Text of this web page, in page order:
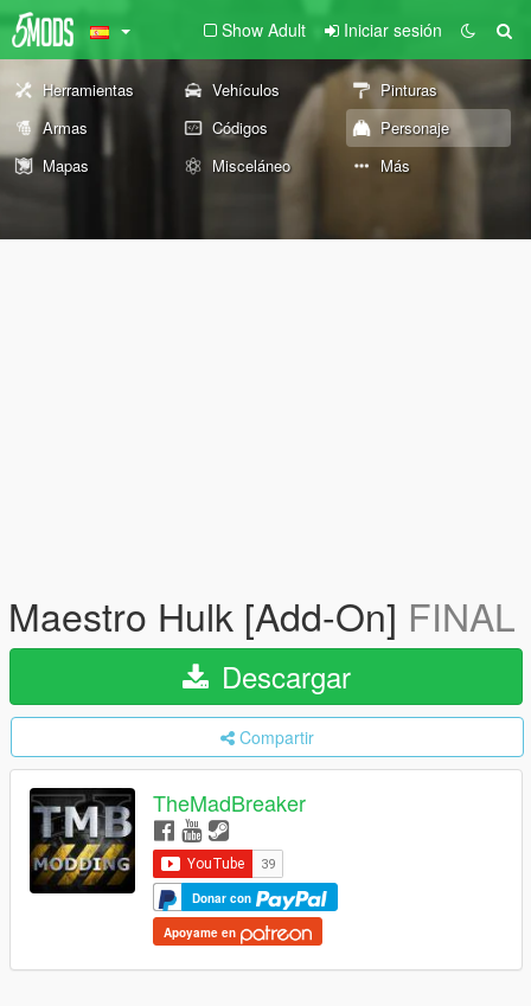
Show Adult Iniciar sesión
Herramientas Vehículos
Pinturas
Armas
Códigos
Personaje
Mapas
Misceláneo Más
Maestro Hulk [Add-On] FINAL
Descargar
Compartir
TheMadBreaker
Donar con
Apoyame en